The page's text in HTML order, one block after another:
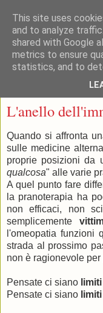
L'anello
Quando si affronta
sulle medicine
proprie posizioni da
qualcosa" alle varie
A quel punto fare
la pranoterapia ha
non efficaci, non
semplicemente
l'omeopatia funzioni
strada al prossimo
non è ragionevole
Pensate ci siano limiti
Pensate ci siano limiti
This site uses
and to analyze
shared with Google
metrics to ensure
statistics, and to